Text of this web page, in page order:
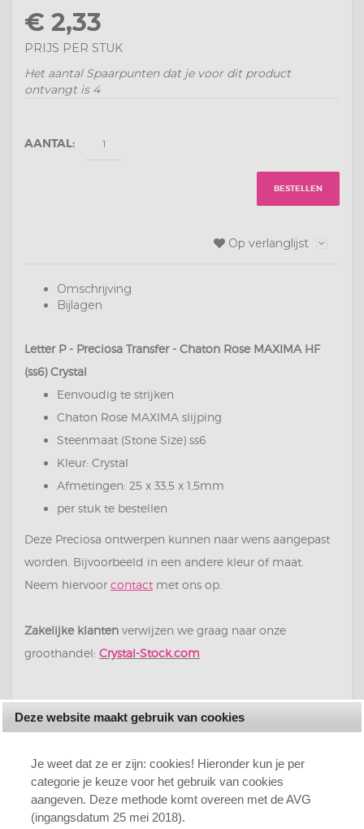
€ 2,33
PRIJS PER STUK
Het aantal Spaarpunten dat je voor dit product
ontvangt is 4
AANTAL:
BESTELLEN
Op verlanglijst
Omschrijving
Bijlagen
Letter P - Preciosa Transfer - Chaton Rose MAXIMA HF
(ss6) Crystal
Eenvoudig te strijken
Chaton Rose MAXIMA slijping
Steenmaat (Stone Size) ss6
Kleur: Crystal
Afmetingen: 25 x 33,5 x 1,5mm
per stuk te bestellen
Deze Preciosa ontwerpen kunnen naar wens aangepast
worden. Bijvoorbeeld in een andere kleur of maat.
Neem hiervoor contact met ons op.
Zakelijke klanten verwijzen we graag naar onze
groothandel: Crystal-Stock.com
MENU
Deze website maakt gebruik van cookies
Je weet dat ze er zijn: cookies! Hieronder kun je per
categorie je keuze voor het gebruik van cookies
aangeven. Deze methode komt overeen met de AVG
(ingangsdatum 25 mei 2018).